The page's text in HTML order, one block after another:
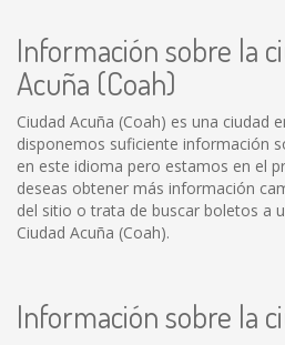
Información sobre la
Acuña (Coah)
Ciudad Acuña (Coah) es una ciudad
disponemos suficiente información
en este idioma pero estamos en el
deseas obtener más información
del sitio o trata de buscar boletos a
Ciudad Acuña (Coah).
Información sobre la